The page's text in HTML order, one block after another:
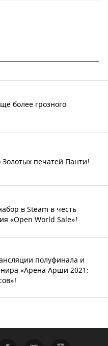
более грозного
печатей Панти!
в Steam в честь
«Open World Sale»!
полуфинала и
«Арена Арши 2021: